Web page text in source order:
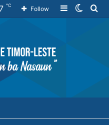
Switch
Sidebar
Follow
℃